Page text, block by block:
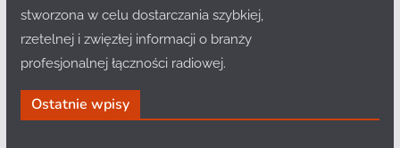
stworzona w celu dostarczania szybkiej,
rzetelnej i zwięzłej informacji o branży
profesjonalnej łączności radiowej.
Ostatnie wpisy